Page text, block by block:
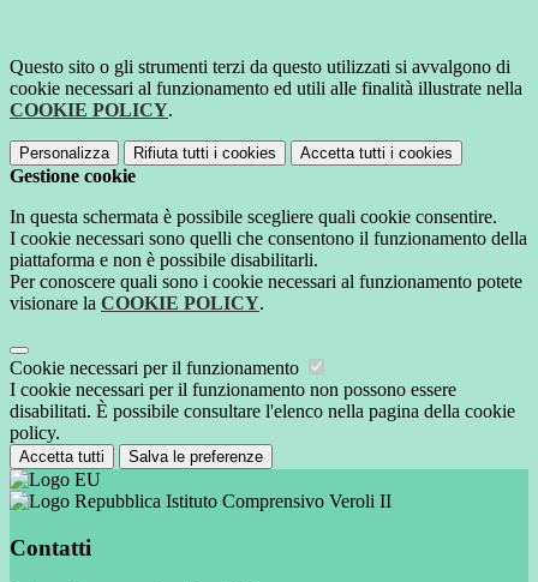
Questo sito o gli strumenti terzi da questo utilizzati si avvalgono di
cookie necessari al funzionamento ed utili alle finalità illustrate nella
COOKIE POLICY.
Personalizza Rifiuta tutti i cookies Accetta tutti i cookies
Gestione cookie
In questa schermata è possibile scegliere quali cookie consentire.
I cookie necessari sono quelli che consentono il funzionamento della
piattaforma e non è possibile disabilitarli.
Per conoscere quali sono i cookie necessari al funzionamento potete
visionare la COOKIE POLICY.
Cookie necessari per il funzionamento
I cookie necessari per il funzionamento non possono essere
disabilitati. È possibile consultare l'elenco nella pagina della cookie
policy.
Accetta tutti Salva le preferenze
Istituto Comprensivo Veroli II
Contatti